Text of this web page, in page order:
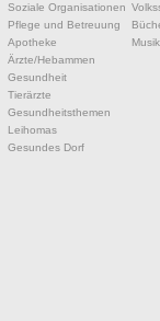
Soziale Organisationen
Pflege und Betreuung
Apotheke
Ärzte/Hebammen
Gesundheit
Tierärzte
Gesundheitsthemen
Leihomas
Gesundes Dorf